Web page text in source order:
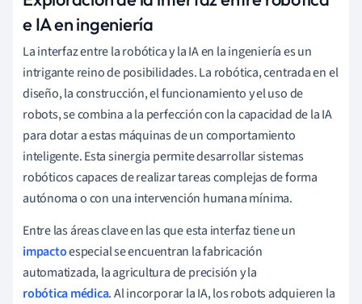
e IA en ingeniería
La interfaz entre la robótica y la IA en la ingeniería es un
intrigante reino de posibilidades. La robótica, centrada en el
diseño, la construcción, el funcionamiento y el uso de
robots, se combina a la perfección con la capacidad de la IA
para dotar a estas máquinas de un comportamiento
inteligente. Esta sinergia permite desarrollar sistemas
robóticos capaces de realizar tareas complejas de forma
autónoma o con una intervención humana mínima.
Entre las áreas clave en las que esta interfaz tiene un
impactoespecial se encuentran la fabricación
automatizada, la agricultura de precisión y la
robótica médica. Al incorporar la IA, los robots adquieren la